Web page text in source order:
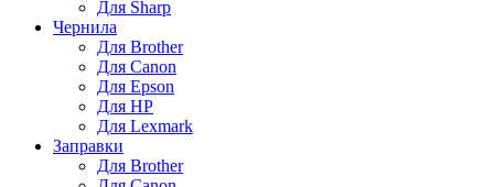
Для Sharp
Чернила
Для Brother
Для Canon
Для Epson
Для HP
Для Lexmark
Заправки
Для Brother